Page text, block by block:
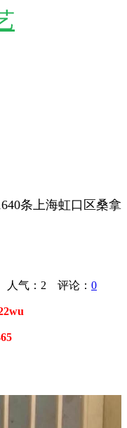
条上海虹口区桑拿
气： 2 评论： 0